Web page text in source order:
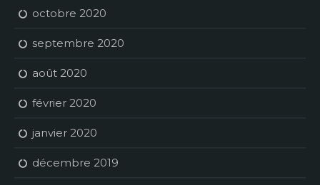
octobre 2020
septembre 2020
août 2020
février 2020
janvier 2020
décembre 2019